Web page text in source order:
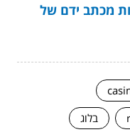
מכתב ידם של
בלוג